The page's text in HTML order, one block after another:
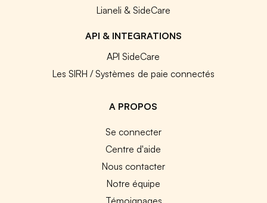
Lianeli & SideCare
API & INTEGRATIONS
API SideCare
Les SIRH / Systèmes de paie connectés
A PROPOS
Se connecter
Centre d'aide
Nous contacter
Notre équipe
Témoignages